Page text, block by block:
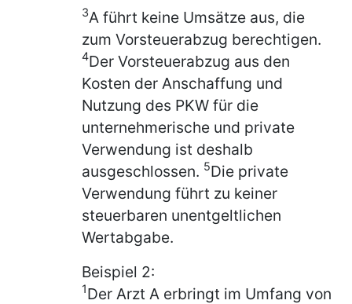
3A führt keine Umsätze aus, die
zum Vorsteuerabzug berechtigen.
4Der Vorsteuerabzug aus den
Kosten der Anschaffung und
Nutzung des PKW für die
unternehmerische und private
Verwendung ist deshalb
ausgeschlossen. 5Die private
Verwendung führt zu keiner
steuerbaren unentgeltlichen
Wertabgabe.
Beispiel 2:
1Der Arzt A erbringt im Umfang von